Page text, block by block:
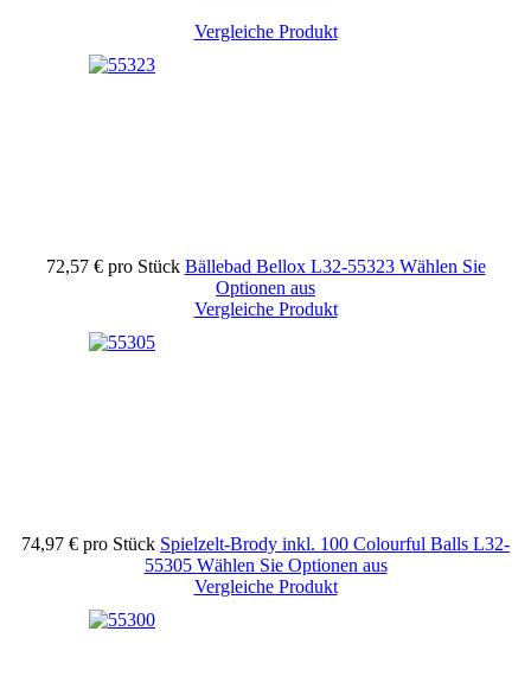
Vergleiche Produkt
72,57 € pro Stück Bällebad Bellox L32-55323 Wählen Sie
Optionen aus
Vergleiche Produkt
74,97 € pro Stück Spielzelt-Brody inkl. 100 Colourful Balls L32-
55305 Wählen Sie Optionen aus
Vergleiche Produkt